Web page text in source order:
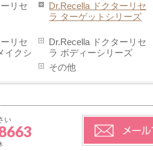
リセ
Dr.Recella ドクターリセ
ラ ターゲットシリーズ
リセ
イクシ
Dr.Recella ドクターリセ
ラ ボディーシリーズ
その他
い